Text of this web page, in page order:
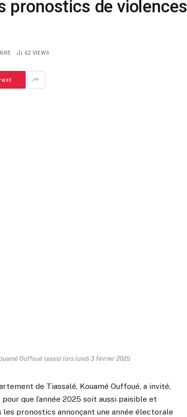
pronostics de violences
62 VIEWS
Ouffoué (assis) lors lundi 3 février 2025
de Tiassalé, Kouamé Ouffoué, a invité,
que l’année 2025 soit aussi paisible et
pronostics annonçant une année électorale